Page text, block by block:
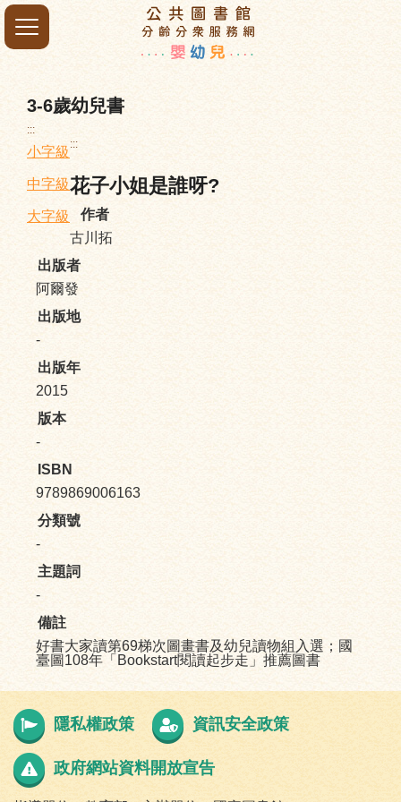
3-6歲幼兒書
:::
小字級
中字級
大字級
:::
花子小姐是誰呀?
作者
古川拓
出版者
阿爾發
出版地
-
出版年
2015
版本
-
ISBN
9789869006163
分類號
-
主題詞
-
備註
好書大家讀第69梯次圖畫書及幼兒讀物組入選；國
臺圖108年「Bookstart閱讀起步走」推薦圖書
隱私權政策 資訊安全政策
政府網站資料開放宣告